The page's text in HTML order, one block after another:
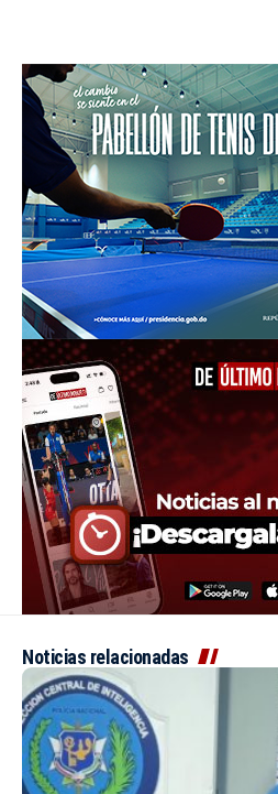
Noticias relacionadas